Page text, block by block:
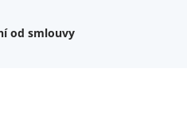
od smlouvy